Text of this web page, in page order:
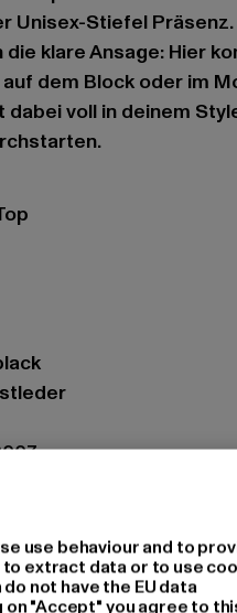
Unisex-Stiefel
die klare Ansage: Hier
auf dem Block oder im
dabei voll in deinem
GmbH |
50672 Köln | DE
use behaviour and to
extract data or to use
not have the EU data
"Accept" you agree to